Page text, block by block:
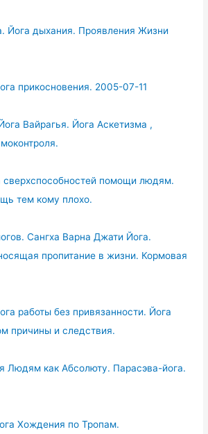
Йога дыхания. Проявления Жизни
прикосновения. 2005-07-11
Вайрагья. Йога Аскетизма ,
сверхспособностей помощи людям.
тем кому плохо.
Сангха Варна Джати Йога.
пропитание в жизни. Кормовая
работы без привязанности. Йога
причины и следствия.
Людям как Абсолюту. Парасэва-йога.
Хождения по Тропам.